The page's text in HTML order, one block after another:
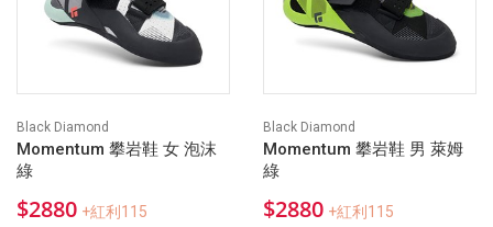
Black Diamond
Momentum 攀岩鞋 女 泡沫
綠
$2880 +紅利115
Black Diamond
Momentum 攀岩鞋 男 萊姆
綠
$2880 +紅利115